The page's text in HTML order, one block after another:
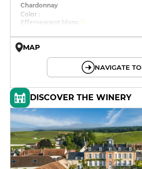
Chardonnay
Color :
Effervescent blanc
MAP
NAVIGATE TO
DISCOVER THE WINERY